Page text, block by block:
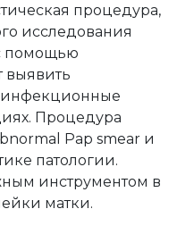
процедура,
исследования
помощью
выявить
Процедура
Pap smear и
патологии.
инструментом в
матки.